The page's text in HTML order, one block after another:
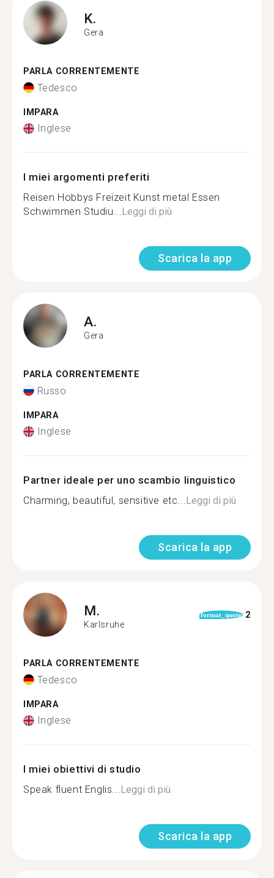
K.
Gera
PARLA CORRENTEMENTE
Tedesco
IMPARA
Inglese
I miei argomenti preferiti
Reisen Hobbys Freizeit Kunst metal Essen
Schwimmen Studiu...Leggi di più
Scarica la app
A.
Gera
PARLA CORRENTEMENTE
Russo
IMPARA
Inglese
Partner ideale per uno scambio linguistico
Charming, beautiful, sensitive etc...Leggi di più
Scarica la app
M.
Karlsruhe
format_quote 2
PARLA CORRENTEMENTE
Tedesco
IMPARA
Inglese
I miei obiettivi di studio
Speak fluent Englis...Leggi di più
Scarica la app